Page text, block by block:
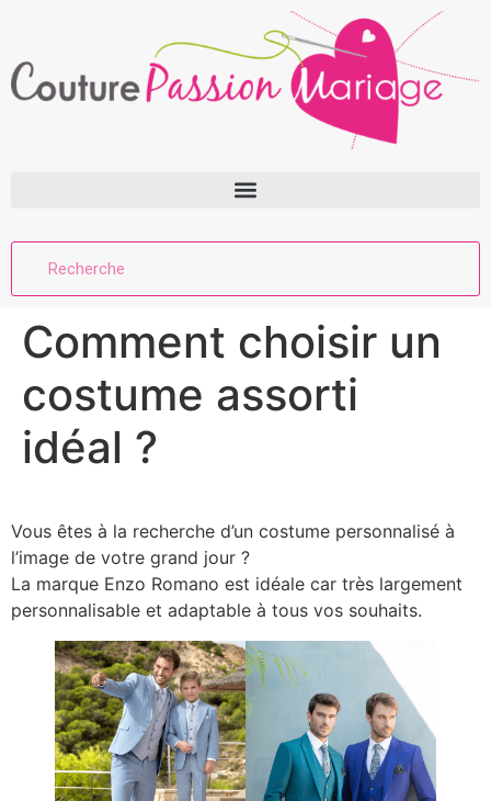
Comment choisir un
costume assorti
idéal ?
Vous êtes à la recherche d’un costume personnalisé à
l’image de votre grand jour ?
La marque Enzo Romano est idéale car très largement
personnalisable et adaptable à tous vos souhaits.